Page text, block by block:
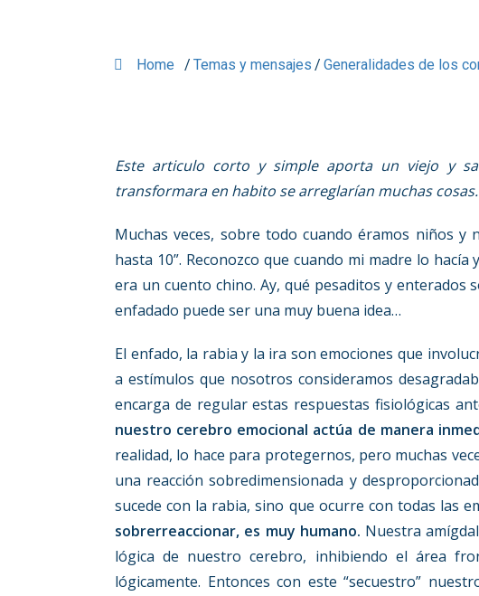
Home / Temas y mensajes / Generalidades de los
Este articulo corto y simple aporta un viejo y
transformara en habito se arreglarían muchas cosas.
Muchas veces, sobre todo cuando éramos niños y
hasta 10”. Reconozco que cuando mi madre lo
era un cuento chino. Ay, qué pesaditos y enterados
enfadado puede ser una muy buena idea…
El enfado, la rabia y la ira son emociones que
a estímulos que nosotros consideramos
encarga de regular estas respuestas fisiológicas
nuestro cerebro emocional actúa de manera
realidad, lo hace para protegernos, pero muchas
una reacción sobredimensionada y
sucede con la rabia, sino que ocurre con todas las
sobrerreaccionar, es muy humano. Nuestra
lógica de nuestro cerebro, inhibiendo el área
lógicamente. Entonces con este “secuestro”